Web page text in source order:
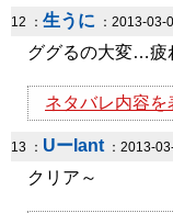
12 ： 生うに ：2013-03-
ググるの大変…疲
ネタバレ内容を
13 ： Uーlant：2013-
クリア～